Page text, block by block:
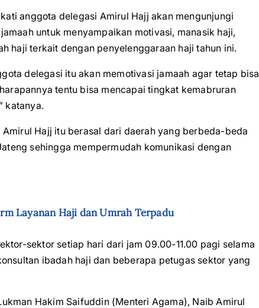
anggota delegasi Amirul Hajj akan mengunjungi
untuk menyampaikan motivasi, manasik haji,
haji terkait dengan penyelenggaraan haji tahun ini.
delegasi itu akan memotivasi jamaah agar tetap bisa
tentu bisa mencapai tingkat kemabruran
katanya.
Hajj itu berasal dari daerah yang berbeda-beda
sehingga mempermudah komunikasi dengan
Layanan Haji dan Umrah Terpadu
sektor setiap hari dari jam 09.00-11.00 pagi selama
ibadah haji dan beberapa petugas sektor yang
Hakim Saifuddin (Menteri Agama), Naib Amirul